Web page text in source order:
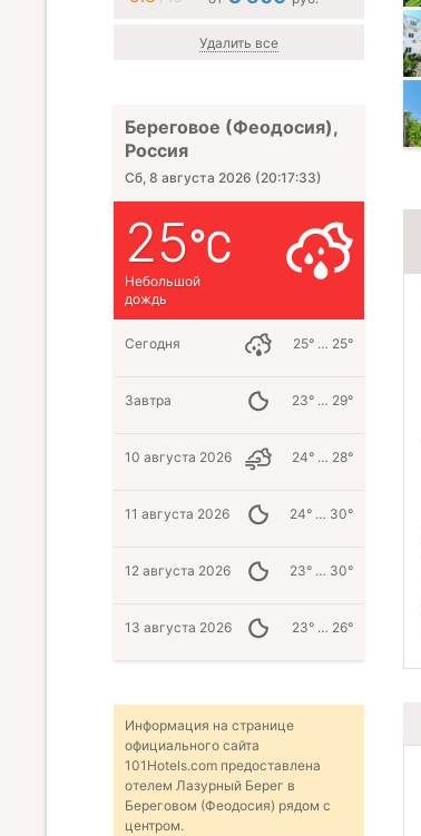
Удалить все
Береговое (Феодосия),
Россия
Сб, 8 августа 2026 (20:17:34)
25
Небольшой
дождь
Сегодня 25° … 25°
Завтра 23° … 29°
10 августа 2026 24° … 28°
11 августа 2026 24° … 30°
12 августа 2026 23° … 30°
13 августа 2026 23° … 26°
Информация на странице
официального сайта
101Hotels.com предоставлена
отелем Лазурный Берег в
Береговом (Феодосия) рядом с
центром.